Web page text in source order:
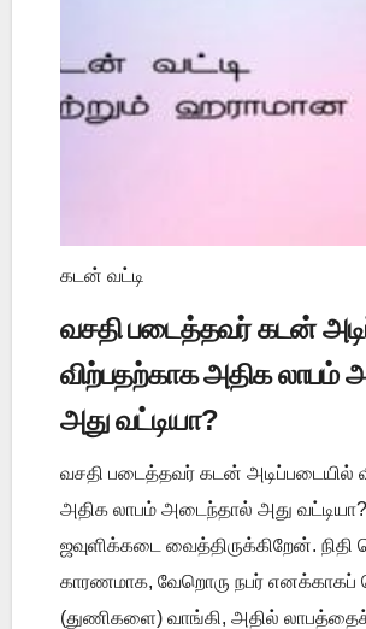
கடன் வட்டி
வசதி படைத்தவர் கடன்
விற்பதற்காக அதிக லாபம்
அது வட்டியா?
வசதி படைத்தவர் கடன் அடிப்படையில்
அதிக லாபம் அடைந்தால் அது
ஜவுளிக்கடை வைத்திருக்கிறேன். நிதி
காரணமாக, வேறொரு நபர்
(துணிகளை) வாங்கி, அதில்